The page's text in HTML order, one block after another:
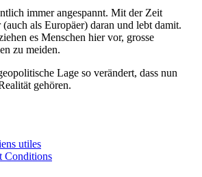
immer angespannt. Mit der Zeit
als Europäer) daran und lebt damit.
es Menschen hier vor, grosse
zu meiden.
Lage so verändert, dass nun
gehören.
utiles
Conditions